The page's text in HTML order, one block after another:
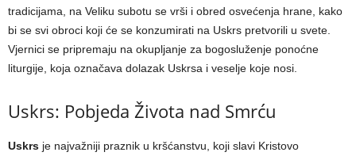
tradicijama, na Veliku subotu se vrši i obred osvećenja hrane, kako
bi se svi obroci koji će se konzumirati na Uskrs pretvorili u svete.
Vjernici se pripremaju na okupljanje za bogosluženje ponoćne
liturgije, koja označava dolazak Uskrsa i veselje koje nosi.
Uskrs: Pobjeda Života nad Smrću
Uskrs je najvažniji praznik u kršćanstvu, koji slavi Kristovo